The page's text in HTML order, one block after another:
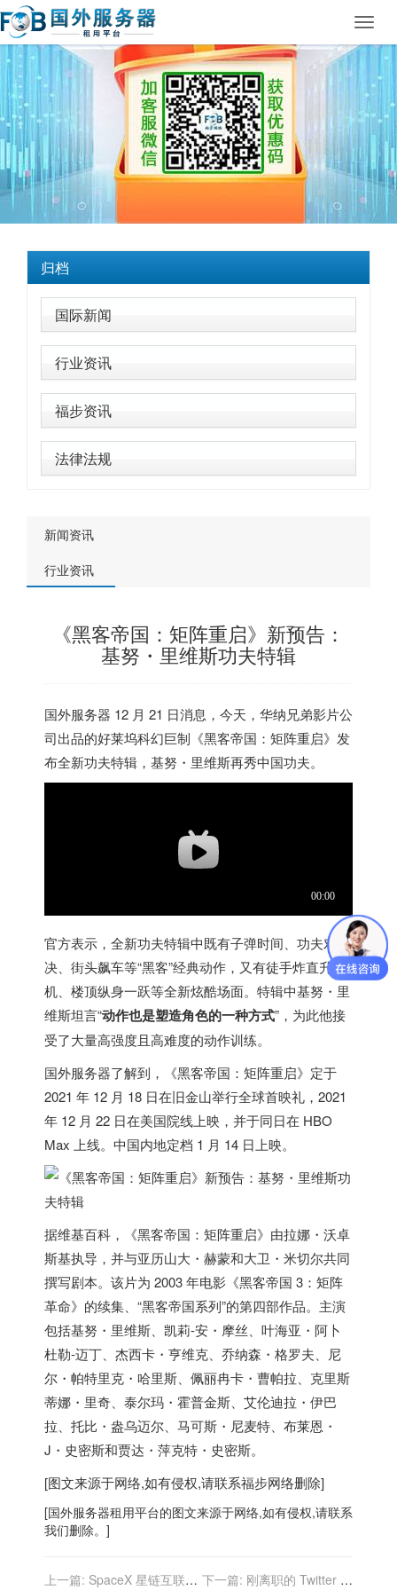
归档
国际新闻
行业资讯
福步资讯
法律法规
新闻资讯
行业资讯
《黑客帝国：矩阵重启》新预告：
基努・里维斯功夫特辑
国外服务器 12 月 21 日消息，今天，华纳兄弟影片公
司出品的好莱坞科幻巨制《黑客帝国：矩阵重启》发
布全新功夫特辑，基努・里维斯再秀中国功夫。
官方表示，全新功夫特辑中既有子弹时间、功夫对
决、街头飙车等“黑客”经典动作，又有徒手炸直升
机、楼顶纵身一跃等全新炫酷场面。特辑中基努・里
维斯坦言“动作也是塑造角色的一种方式”，为此他接
受了大量高强度且高难度的动作训练。
国外服务器了解到，《黑客帝国：矩阵重启》定于
2021 年 12 月 18 日在旧金山举行全球首映礼，2021
年 12 月 22 日在美国院线上映，并于同日在 HBO
Max 上线。 中国内地定档 1 月 14 日上映。
据维基百科，《黑客帝国：矩阵重启》由拉娜・沃卓
斯基执导，并与亚历山大・赫蒙和大卫・米切尔共同
撰写剧本。该片为 2003 年电影《黑客帝国 3：矩阵
革命》的续集、“黑客帝国系列”的第四部作品。主演
包括基努・里维斯、凯莉-安・摩丝、叶海亚・阿卜
杜勒-迈丁、杰西卡・亨维克、乔纳森・格罗夫、尼
尔・帕特里克・哈里斯、佩丽冉卡・曹帕拉、克里斯
蒂娜・里奇、泰尔玛・霍普金斯、艾伦迪拉・伊巴
拉、托比・盎乌迈尔、马可斯・尼麦特、布莱恩・
J・史密斯和贾达・萍克特・史密斯。
[图文来源于网络,如有侵权,请联系福步网络删除]
[国外服务器租用平台的图文来源于网络,如有侵权,请联系
我们删除。]
上一篇: SpaceX 星链互联网 下一篇: 刚离职的 Twitter 创